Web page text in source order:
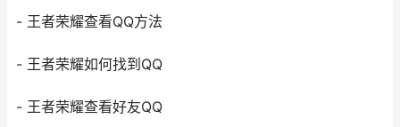
- 王者荣耀查看QQ方法
- 王者荣耀如何找到QQ
- 王者荣耀查看好友QQ